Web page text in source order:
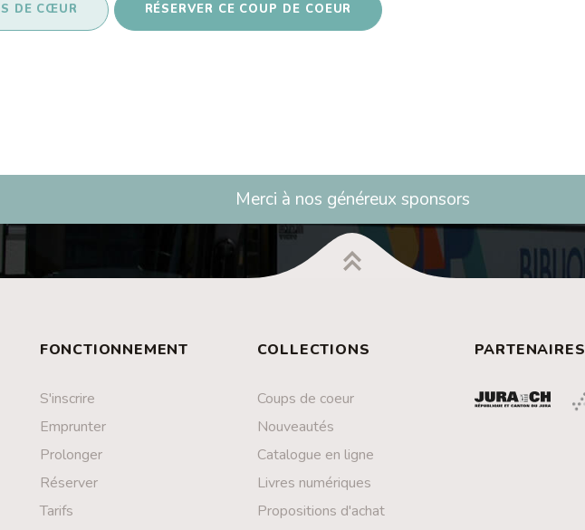
DE CŒUR RÉSERVER CE COUP DE COEUR
Merci à nos généreux sponsors
FONCTIONNEMENT
S'inscrire
Emprunter
Prolonger
Réserver
Tarifs
COLLECTIONS
Coups de coeur
Nouveautés
Catalogue en ligne
Livres numériques
Propositions d'achat
PARTENAIRES